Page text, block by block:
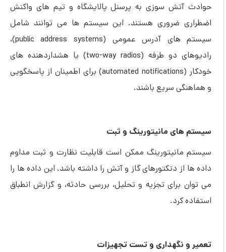
حوادث آتش سوزی به پرسنل پالایشگاه و تیم های واکنش
اضطراری ضروری هستند. این سیستم ها می توانند شامل
سیستم های آدرس عمومی (public address systems)،
رادیوهای دو طرفه (two-way radios) یا هشداردهنده های
خودکار (automated notifications) برای اطمینان از پاسخگویی
و هماهنگی سریع باشند.
سیستم های مانیتورینگ و ثبت
سیستم مانیتورینگ ممکن است قابلیت نظارت و ثبت مداوم
داده ها از دتکتورهای گاز و آتش را داشته باشد. این داده ها را
می توان برای تجزیه و تحلیل، بررسی حادثه، و گزارش انطباق
استفاده کرد.
تعمیر و نگهداری و تست تجهیزات